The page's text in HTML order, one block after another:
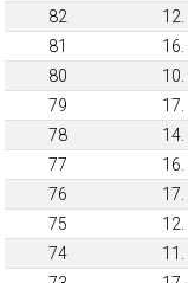
82
12.
81
16.
80
10.
79
17.
78
14.
77
16.
76
17.
75
12.
74
11.